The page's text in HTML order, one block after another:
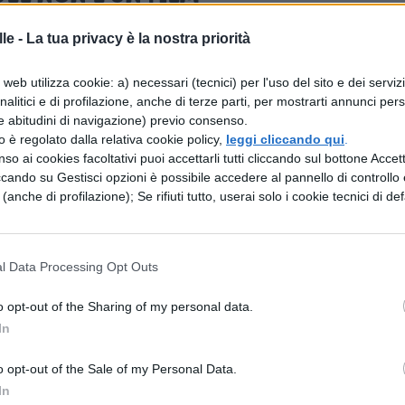
- La tua privacy è la nostra priorità
utilizza cookie: a) necessari (tecnici) per l'uso del sito e dei
e di profilazione, anche di terze parti, per mostrarti annunci
abitudini di navigazione) previo consenso.
è regolato dalla relativa cookie policy, leggi cliccando qui
ai cookies facoltativi puoi accettarli tutti cliccando sul bottone
su Gestisci opzioni è possibile accedere al pannello di controllo
di profilazione); Se rifiuti tutto, userai solo i cookie tecnici di
Data Processing Opt Outs
opt-out of the Sharing of my personal data.
opt-out of the Sale of my Personal Data.
non sarà un vero e proprio film, ma avrà la
corto è stato realizzato per ilRed Nose Day, un
da Comic Relief per raccogliere fondi per
vivono nei Paesi più poveri del mondo. Il titolo
Nose Day Actually.Ogni anno, infatti, per
si realizzano dei cortometraggi divertenti, con
Martin e i Coldplay hanno collaborato con
spassosissimo ispirato alla saga creata
DI LOVE ACTUALLY?